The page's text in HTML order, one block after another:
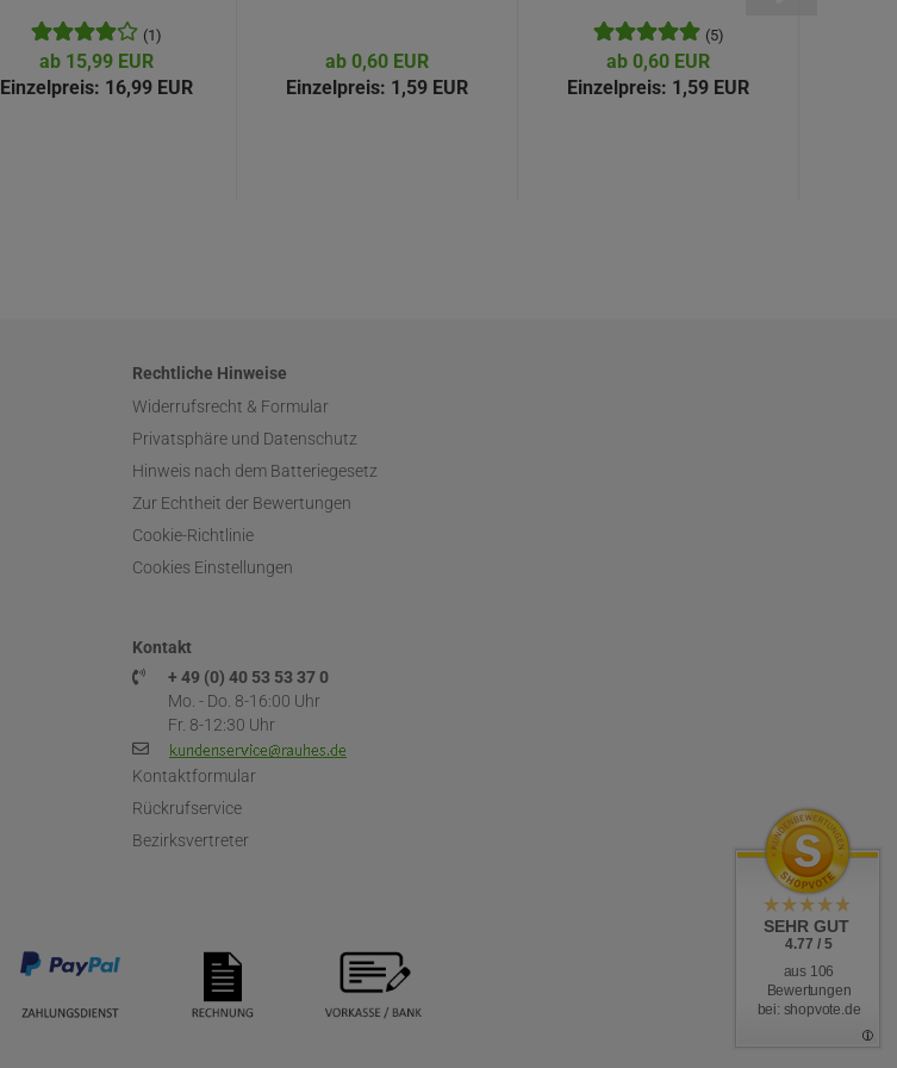
(1)
ab 15,99 EUR
Einzelpreis: 16,99 EUR
ab 0,60 EUR
Einzelpreis: 1,59 EUR
(5)
ab 0,60 EUR
Einzelpreis: 1,59 EUR
Rechtliche Hinweise
Widerrufsrecht & Formular
Privatsphäre und Datenschutz
Hinweis nach dem Batteriegesetz
Zur Echtheit der Bewertungen
Cookie-Richtlinie
Cookies Einstellungen
Kontakt
+ 49 (0) 40 53 53 37 0
Mo. - Do. 8-16:00 Uhr
Fr. 8-12:30 Uhr
Kontaktformular
Rückrufservice
Bezirksvertreter
SEHR GUT
4.77 / 5
aus 106
Bewertungen
bei: shopvote.de